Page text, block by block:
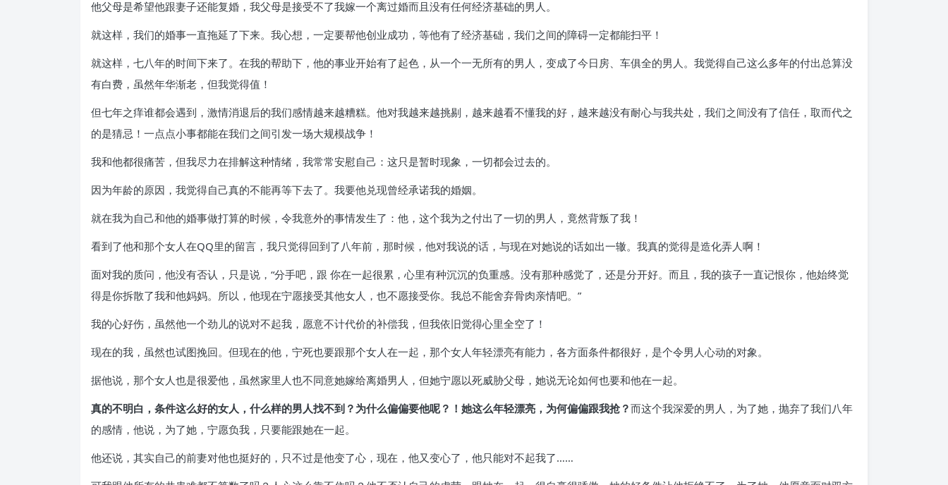
他父母是希望他跟妻子还能复婚，我父母是接受不了我嫁一个离过婚而且没有任何经济基础的男人。
就这样，我们的婚事一直拖延了下来。我心想，一定要帮他创业成功，等他有了经济基础，我们之间的障碍一定都能扫平！
就这样，七八年的时间下来了。在我的帮助下，他的事业开始有了起色，从一个一无所有的男人，变成了今日房、车俱全的男人。我觉得自己这么多年的付出总算没
有白费，虽然年华渐老，但我觉得值！
但七年之痒谁都会遇到，激情消退后的我们感情越来越糟糕。他对我越来越挑剔，越来越看不懂我的好，越来越没有耐心与我共处，我们之间没有了信任，取而代之
的是猜忌！一点点小事都能在我们之间引发一场大规模战争！
我和他都很痛苦，但我尽力在排解这种情绪，我常常安慰自己：这只是暂时现象，一切都会过去的。
因为年龄的原因，我觉得自己真的不能再等下去了。我要他兑现曾经承诺我的婚姻。
就在我为自己和他的婚事做打算的时候，令我意外的事情发生了：他，这个我为之付出了一切的男人，竟然背叛了我！
看到了他和那个女人在QQ里的留言，我只觉得回到了八年前，那时候，他对我说的话，与现在对她说的话如出一辙。我真的觉得是造化弄人啊！
面对我的质问，他没有否认，只是说，“分手吧，跟 你在一起很累，心里有种沉沉的负重感。没有那种感觉了，还是分开好。而且，我的孩子一直记恨你，他始终觉
得是你拆散了我和他妈妈。所以，他现在宁愿接受其他女人，也不愿接受你。我总不能舍弃骨肉亲情吧。”
我的心好伤，虽然他一个劲儿的说对不起我，愿意不计代价的补偿我，但我依旧觉得心里全空了！
现在的我，虽然也试图挽回。但现在的他，宁死也要跟那个女人在一起，那个女人年轻漂亮有能力，各方面条件都很好，是个令男人心动的对象。
据他说，那个女人也是很爱他，虽然家里人也不同意她嫁给离婚男人，但她宁愿以死威胁父母，她说无论如何也要和他在一起。
真的不明白，条件这么好的女人，什么样的男人找不到？为什么偏偏要他呢？！她这么年轻漂亮，为何偏偏跟我抢？而这个我深爱的男人，为了她，抛弃了我们八年
的感情，他说，为了她，宁愿负我，只要能跟她在一起。
他还说，其实自己的前妻对他也挺好的，只不过是他变了心，现在，他又变心了，他只能对不起我了……